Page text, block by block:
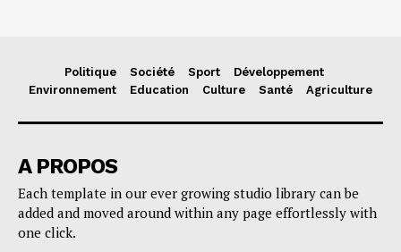
Politique Société Sport
Développement
Environnement
Education Culture Santé Agriculture
A PROPOS
Each template in our ever growing studio library can be
added and moved around within any page effortlessly with
one click.